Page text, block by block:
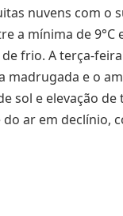
nuvens com
a mínima de 9°C
frio. A terça-
e o
sol e elevação
do ar em